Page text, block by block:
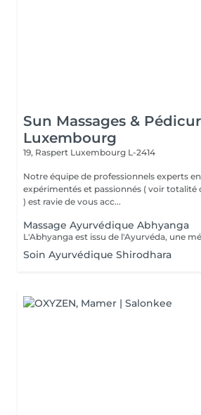
Sun Massages &
Luxembourg
19, Raspert Luxembourg L-2414
Notre équipe de professionnels experts
expérimentés et passionnés ( voir totalité
) est ravie de vous acc...
Massage Ayurvédique Abhyanga
Soin Ayurvédique Shirodhara